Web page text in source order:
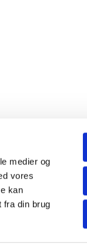
medier og
vores
kan
fra din brug